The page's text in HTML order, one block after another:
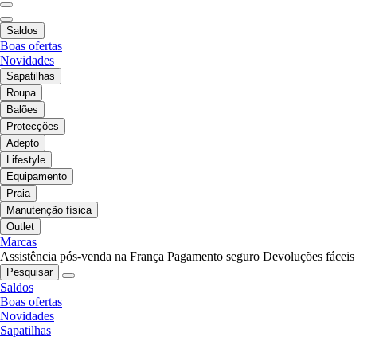
Saldos
Boas ofertas
Novidades
Sapatilhas
Roupa
Balões
Protecções
Adepto
Lifestyle
Equipamento
Praia
Manutenção física
Outlet
Marcas
Assistência pós-venda na França Pagamento seguro Devoluções fáceis
Pesquisar
Saldos
Boas ofertas
Novidades
Sapatilhas